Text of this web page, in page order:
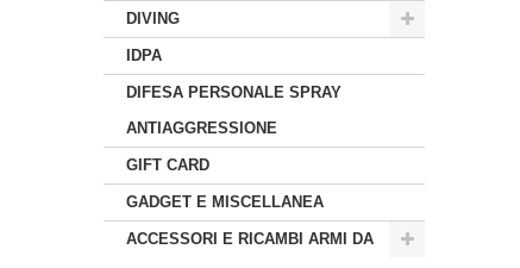
DIVING
IDPA
DIFESA PERSONALE SPRAY
ANTIAGGRESSIONE
GIFT CARD
GADGET E MISCELLANEA
ACCESSORI E RICAMBI ARMI DA